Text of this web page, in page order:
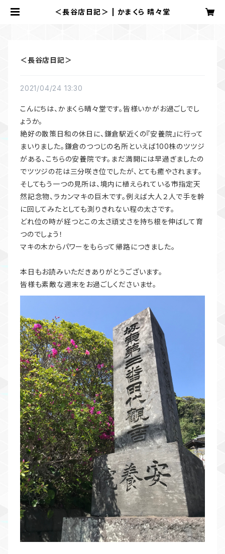
＜長谷店日記＞ | かまくら 晴々堂
＜長谷店日記＞
2021/04/24 13:30
こんにちは、かまくら晴々堂です。皆様いかがお過ごしでし
ょうか。
絶好の散策日和の休日に、鎌倉駅近くの『安養院』に行って
まいりました。鎌倉のつつじの名所といえば100株のツツジ
がある、こちらの安養院です。まだ満開には早過ぎましたの
でツツジの花は三分咲き位でしたが、とても癒やされます。
そしてもう一つの見所は、境内に植えられている市指定天
然記念物、ラカンマキの巨木です。例えば大人２人で手を幹
に回してみたとしても測りきれない程の太さです。
どれ位の時が経つとこの太さ頑丈さを持ち根を伸ばして育
つのでしょう！
マキの木からパワーをもらって帰路につきました。
本日もお読みいただきありがとうございます。
皆様も素敵な週末をお過ごしくださいませ。